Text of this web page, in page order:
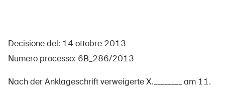
Decisione del: 14 ottobre 2013
Numero processo: 6B_286/2013
Nach der Anklageschrift verweigerte X.________ am 11.